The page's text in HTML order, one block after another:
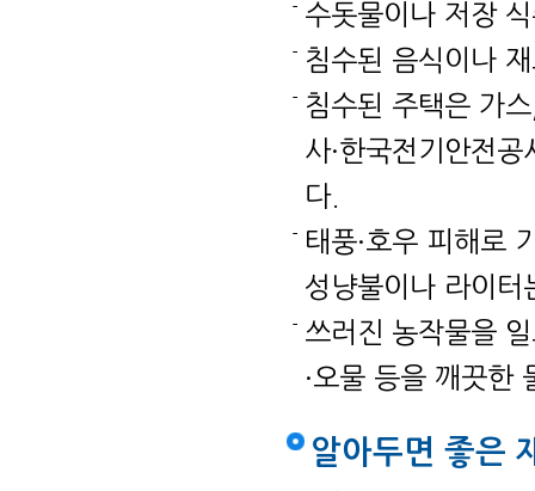
수돗물이나 저장
침수된 음식이나
침수된 주택은 가
사·한국전기안전
다.
태풍·호우 피해로
성냥불이나 라이터
쓰러진 농작물을
·오물 등을 깨끗한
알아두면 좋은